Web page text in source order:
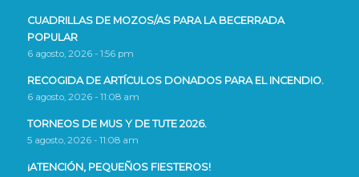
CUADRILLAS DE MOZOS/AS PARA LA BECERRADA
POPULAR
6 agosto, 2026 - 1:56 pm
RECOGIDA DE ARTÍCULOS DONADOS PARA EL INCENDIO.
6 agosto, 2026 - 11:08 am
TORNEOS DE MUS Y DE TUTE 2026.
5 agosto, 2026 - 11:08 am
¡ATENCIÓN, PEQUEÑOS FIESTEROS!